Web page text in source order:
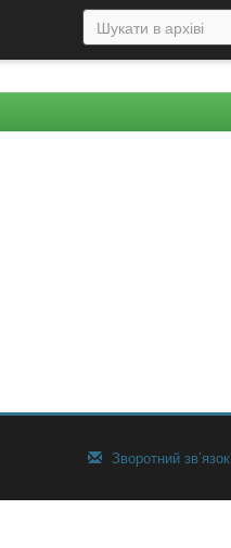
Зворотний зв’язок